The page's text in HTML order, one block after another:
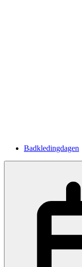
Badkledingdagen